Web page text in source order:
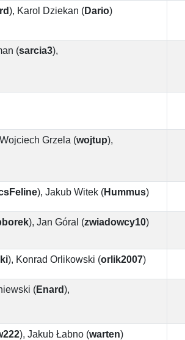
), Karol Dziekan (Dario)
(sarcia3),
Wojciech Grzela (wojtup),
), Jakub Witek (Hummus)
), Jan Góral (zwiadowcy10)
), Konrad Orlikowski (orlik2007)
(Enard),
), Jakub Łabno (warten)